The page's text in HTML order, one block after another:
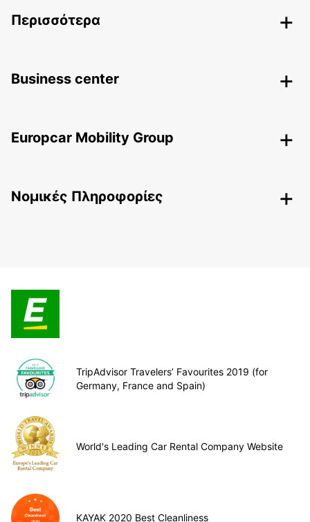
Περισσότερα
Business center
Europcar Mobility Group
Nομικές Πληροφορίες
TripAdvisor Travelers’ Favourites 2019 (for
Germany, France and Spain)
World's Leading Car Rental Company Website
KAYAK 2020 Best Cleanliness